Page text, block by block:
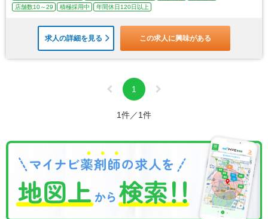
店舗数10～29
積極採用中 年間休日120日以上
求人の詳細を見る この求人に興味がある
1
1件／1件